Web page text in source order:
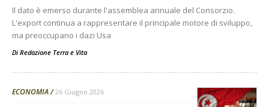
Il dato è emerso durante l'assemblea annuale del Consorzio.
L'export continua a rappresentare il principale motore di sviluppo,
ma preoccupano i dazi Usa
Di Redazione Terra e Vita
ECONOMIA 26 Giugno 2026